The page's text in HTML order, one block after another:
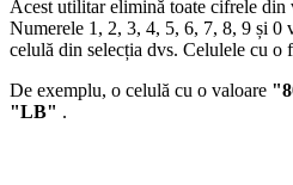
Acest utilitar elimină toate cifrele din
Numerele 1, 2, 3, 4, 5, 6, 7, 8, 9 și 0
celulă din selecția dvs. Celulele cu o
De exemplu, o celulă cu o valoare
"LB" .